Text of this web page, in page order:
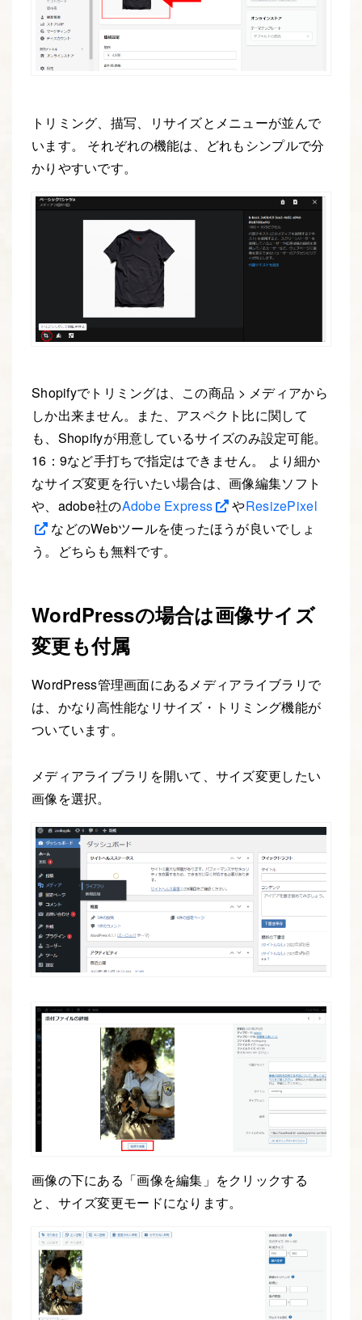
トリミング、描写、リサイズとメニューが並んで
います。 それぞれの機能は、どれもシンプルで分
かりやすいです。
Shopifyでトリミングは、この商品 > メディアから
しか出来ません。また、アスペクト比に関して
も、Shopifyが用意しているサイズのみ設定可能。
16：9など手打ちで指定はできません。 より細か
なサイズ変更を行いたい場合は、画像編集ソフト
や、adobe社のAdobe Express やResizePixel
などのWebツールを使ったほうが良いでしょ
う。どちらも無料です。
WordPressの場合は画像サイズ
変更も付属
WordPress管理画面にあるメディアライブラリで
は、かなり高性能なリサイズ・トリミング機能が
ついています。
メディアライブラリを開いて、サイズ変更したい
画像を選択。
画像の下にある「画像を編集」をクリックする
と、サイズ変更モードになります。